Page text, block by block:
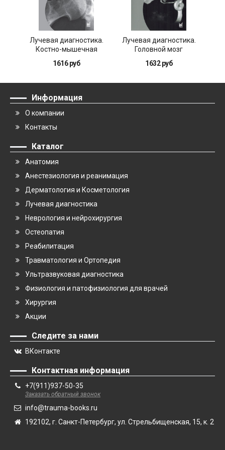
Лучевая диагностика.
Костно-мышечная
система
1616 руб
Лучевая диагностика.
Головной мозг
1632 руб
Информация
О компании
Контакты
Каталог
Анатомия
Анестезиология и реанимация
Дерматология и Косметология
Лучевая диагностика
Неврология и нейрохирургия
Остеопатия
Реабилитация
Травматология и Ортопедия
Ультразвуковая диагностика
Физиология и патофизиология для врачей
Хирургия
Акции
Следите за нами
ВКонтакте
Контактная информация
+7(911)937-50-35
Заказать обратный звонок
info@trauma-books.ru
192102, г. Санкт-Петербург, ул. Стрельбищенская, 15, к. 2